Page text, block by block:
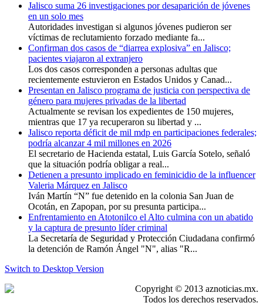
Jalisco suma 26 investigaciones por desaparición de jóvenes
en un solo mes
Autoridades investigan si algunos jóvenes pudieron ser
víctimas de reclutamiento forzado mediante fa...
Confirman dos casos de “diarrea explosiva” en Jalisco;
pacientes viajaron al extranjero
Los dos casos corresponden a personas adultas que
recientemente estuvieron en Estados Unidos y Canad...
Presentan en Jalisco programa de justicia con perspectiva de
género para mujeres privadas de la libertad
Actualmente se revisan los expedientes de 150 mujeres,
mientras que 17 ya recuperaron su libertad y ...
Jalisco reporta déficit de mil mdp en participaciones federales;
podría alcanzar 4 mil millones en 2026
El secretario de Hacienda estatal, Luis García Sotelo, señaló
que la situación podría obligar a real...
Detienen a presunto implicado en feminicidio de la influencer
Valeria Márquez en Jalisco
Iván Martín “N” fue detenido en la colonia San Juan de
Ocotán, en Zapopan, por su presunta participa...
Enfrentamiento en Atotonilco el Alto culmina con un abatido
y la captura de presunto líder criminal
La Secretaría de Seguridad y Protección Ciudadana confirmó
la detención de Ramón Ángel "N", alias "R...
Switch to Desktop Version
Copyright © 2013 aznoticias.mx.
Todos los derechos reservados.